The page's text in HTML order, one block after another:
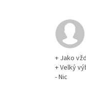
+ Jako
+ Velký
- Nic